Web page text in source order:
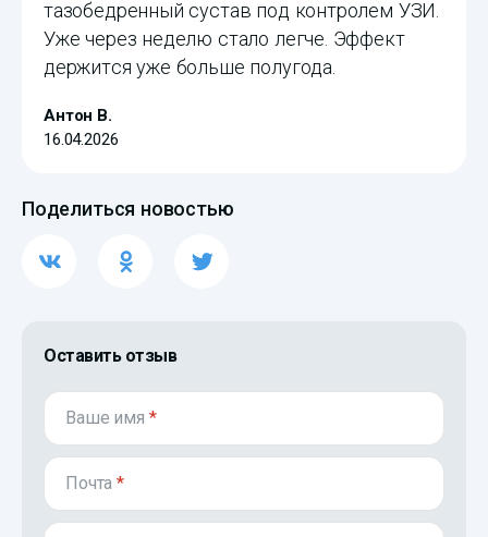
тазобедренный сустав под контролем УЗИ.
Уже через неделю стало легче. Эффект
держится уже больше полугода.
Антон В.
16.04.2026
Поделиться новостью
Оставить отзыв
Ваше имя *
Почта*